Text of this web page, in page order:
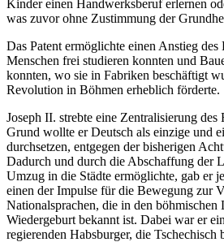
Kinder einen Handwerksberuf erlernen
was zuvor ohne Zustimmung der
Das Patent ermöglichte einen Anstieg
Menschen frei studieren konnten und
konnten, wo sie in Fabriken beschäftigt
Revolution in Böhmen erheblich förderte.
Joseph II. strebte eine Zentralisierung des
Grund wollte er Deutsch als einzige und
durchsetzen, entgegen der bisherigen
Dadurch und durch die Abschaffung der
Umzug in die Städte ermöglichte, gab er
einen der Impulse für die Bewegung zur
Nationalsprachen, die in den böhmischen
Wiedergeburt bekannt ist. Dabei war er
regierenden Habsburger, die Tschechisch